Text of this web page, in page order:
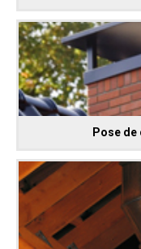
Pose de